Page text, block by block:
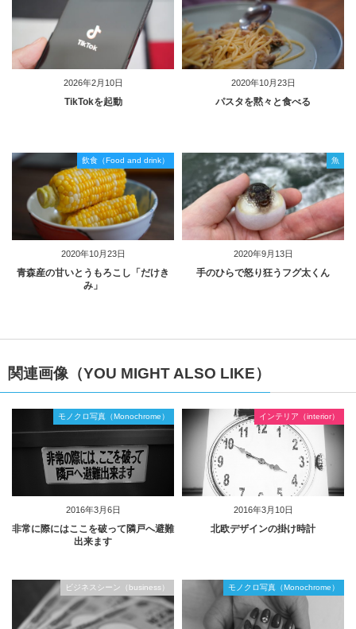
2026年2月10日
TikTokを起動
2020年10月23日
パスタを黙々と食べる
2020年10月23日
飲食（Food and drink）
青森産の甘いとうもろこし「だけき
み」
2020年9月13日
魚
手のひらで怒り狂うフグ太くん
関連画像（YOU MIGHT ALSO LIKE）
2016年3月6日
モノクロ写真（Monochrome）
非常に際にはここを破って隣戸へ避難
出来ます
2016年3月10日
インテリア（interior）
北欧デザインの掛け時計
ビジネスシーン（business） モノクロ写真（Monochrome）